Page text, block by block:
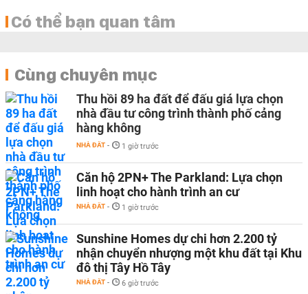
Có thể bạn quan tâm
Cùng chuyên mục
Thu hồi 89 ha đất để đấu giá lựa chọn
nhà đầu tư công trình thành phố cảng
hàng không
NHÀ ĐẤT - 1 giờ trước
Căn hộ 2PN+ The Parkland: Lựa chọn
linh hoạt cho hành trình an cư
NHÀ ĐẤT - 1 giờ trước
Sunshine Homes dự chi hơn 2.200 tỷ
nhận chuyển nhượng một khu đất tại Khu
đô thị Tây Hồ Tây
NHÀ ĐẤT - 6 giờ trước